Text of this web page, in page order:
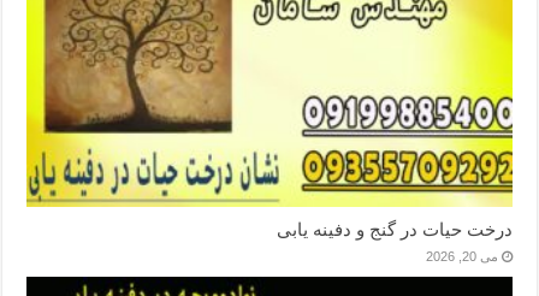
درخت حیات در گنج و دفینه یابی
می 20, 2026